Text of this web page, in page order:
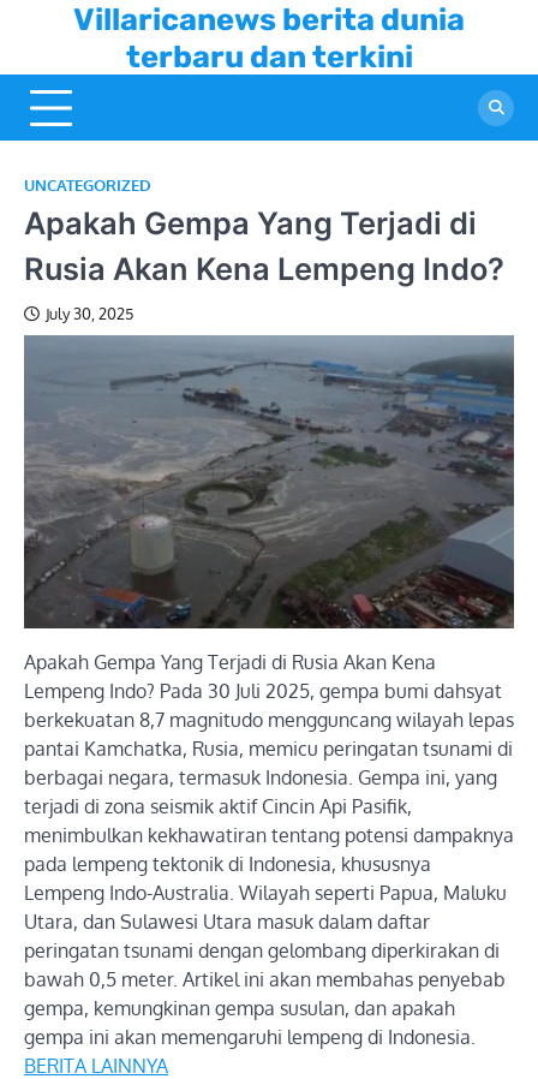
content
Villaricanews berita dunia
terbaru dan terkini
UNCATEGORIZED
Apakah Gempa Yang Terjadi di
Rusia Akan Kena Lempeng Indo?
July 30, 2025
Apakah Gempa Yang Terjadi di Rusia Akan Kena
Lempeng Indo? Pada 30 Juli 2025, gempa bumi dahsyat
berkekuatan 8,7 magnitudo mengguncang wilayah lepas
pantai Kamchatka, Rusia, memicu peringatan tsunami di
berbagai negara, termasuk Indonesia. Gempa ini, yang
terjadi di zona seismik aktif Cincin Api Pasifik,
menimbulkan kekhawatiran tentang potensi dampaknya
pada lempeng tektonik di Indonesia, khususnya
Lempeng Indo-Australia. Wilayah seperti Papua, Maluku
Utara, dan Sulawesi Utara masuk dalam daftar
peringatan tsunami dengan gelombang diperkirakan di
bawah 0,5 meter. Artikel ini akan membahas penyebab
gempa, kemungkinan gempa susulan, dan apakah
gempa ini akan memengaruhi lempeng di Indonesia.
BERITA LAINNYA